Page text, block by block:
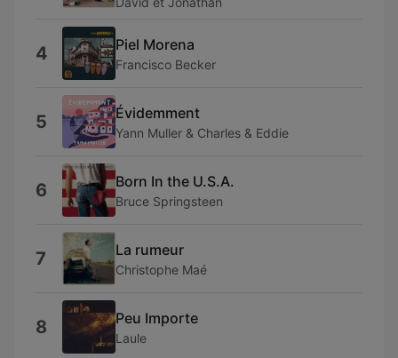
4 Piel Morena
Francisco Becker
5 Évidemment
Yann Muller & Charles & Eddie
6 Born In the U.S.A.
Bruce Springsteen
7 La rumeur
Christophe Maé
8 Peu Importe
Laule